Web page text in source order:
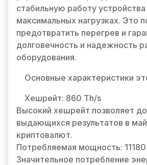
стабильную работу
максимальных нагрузках. Это
предотвратить перегрев и
долговечность и надежность
оборудования.
Основные характеристики
Хешрейт: 860 Th/s
Высокий хешрейт позволяет
выдающихся результатов в
криптовалют.
Потребляемая мощность:
Значительное потребление